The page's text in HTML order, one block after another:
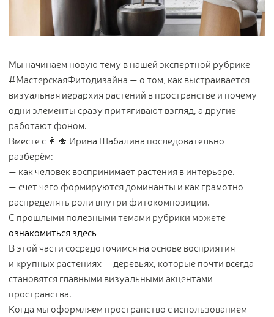
Дизайнерские композиции 17
Цветы 123
Готовые решения от Treez
Алфавитный указатель
Прайс-листы и каталоги
О Treez
Вопросы и ответы
Контакты
Мы начинаем новую тему в нашей экспертной рубрике
#МастерскаяФитодизайна — о том, как выстраивается
визуальная иерархия растений в пространстве и почему
одни элементы сразу притягивают взгляд, а другие
работают фоном.
Вместе с 👩‍🎓 Ирина Шабалина последовательно
разберём:
— как человек воспринимает растения в интерьере.
— счёт чего формируются доминанты и как грамотно
распределять роли внутри фитокомпозиции.
С прошлыми полезными темами рубрики можете
ознакомиться здесь
В этой части сосредоточимся на основе восприятия
и крупных растениях — деревьях, которые почти всегда
становятся главными визуальными акцентами
пространства.
Когда мы оформляем пространство с использованием